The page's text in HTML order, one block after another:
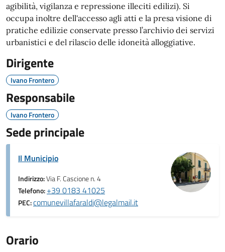
agibilità, vigilanza e repressione illeciti edilizi). Si
occupa inoltre dell'accesso agli atti e la presa visione di
pratiche edilizie conservate presso l’archivio dei servizi
urbanistici e del rilascio delle idoneità alloggiative.
Dirigente
Ivano Frontero
Responsabile
Ivano Frontero
Sede principale
Il Municipio
Indirizzo:Via F. Cascione n. 4
Telefono:+39 0183 41025
PEC:comunevillafaraldi@legalmail.it
Orario